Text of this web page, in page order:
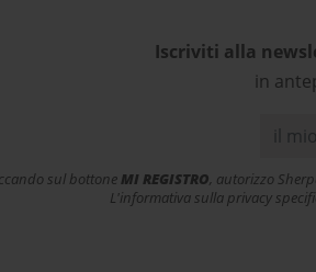
Iscriviti alla
in
sul bottoneMI REGISTRO, autorizzo
L'informativa sulla privacy